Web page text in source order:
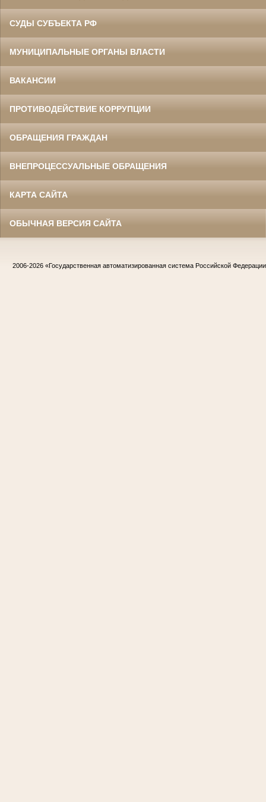
СУДЫ СУБЪЕКТА РФ
МУНИЦИПАЛЬНЫЕ ОРГАНЫ ВЛАСТИ
ВАКАНСИИ
ПРОТИВОДЕЙСТВИЕ КОРРУПЦИИ
ОБРАЩЕНИЯ ГРАЖДАН
ВНЕПРОЦЕССУАЛЬНЫЕ ОБРАЩЕНИЯ
КАРТА САЙТА
ОБЫЧНАЯ ВЕРСИЯ САЙТА
2006-2026 «Государственная автоматизированная система Российской